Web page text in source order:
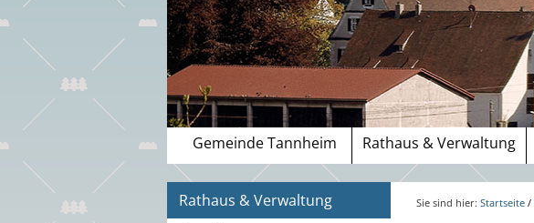
Gemeinde Tannheim Rathaus & Verwaltung
Rathaus & Verwaltung
Sie sind hier:Startseite /